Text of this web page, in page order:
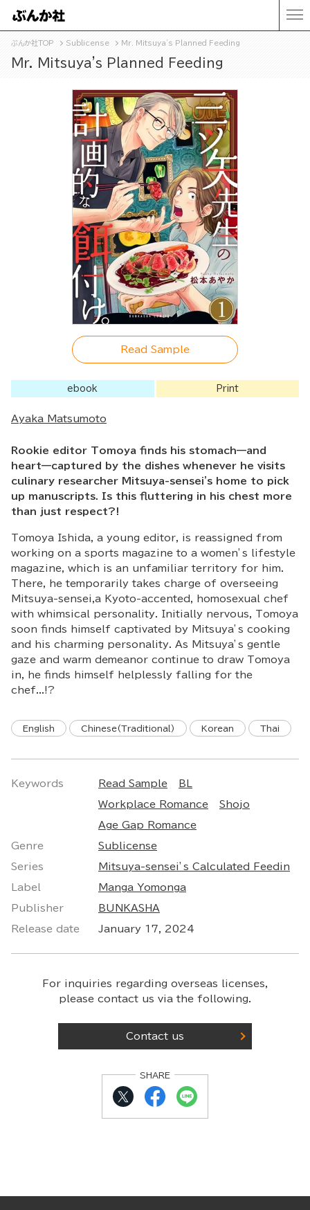
ぶんか社TOP Sublicense Mr. Mitsuya's Planned Feeding
Mr. Mitsuya's Planned Feeding
Read Sample
ebook Print
Ayaka Matsumoto
Rookie editor Tomoya finds his stomach—and
heart—captured by the dishes whenever he visits
culinary researcher Mitsuya-sensei's home to pick
up manuscripts. Is this fluttering in his chest more
than just respect?!
Tomoya Ishida, a young editor, is reassigned from
working on a sports magazine to a women’s lifestyle
magazine, which is an unfamiliar territory for him.
There, he temporarily takes charge of overseeing
Mitsuya-sensei,a Kyoto-accented, homosexual chef
with whimsical personality. Initially nervous, Tomoya
soon finds himself captivated by Mitsuya’s cooking
and his charming personality. As Mitsuya’s gentle
gaze and warm demeanor continue to draw Tomoya
in, he finds himself helplessly falling for the
chef...!?
English Chinese(Traditional) Korean Thai
Keywords Read Sample BL
Workplace Romance Shojo
Age Gap Romance
Genre Sublicense
Series Mitsuya-sensei’s Calculated Feedin
Label Manga Yomonga
Publisher BUNKASHA
Release date January 17, 2024
For inquiries regarding overseas licenses,
please contact us via the following.
Contact us
SHARE